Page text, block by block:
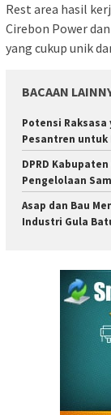
Rest area hasil
Cirebon Power
yang cukup unik
BACAAN
Potensi
Pesantren untuk
DPRD
Pengelolaan
Asap dan Bau
Industri Gula